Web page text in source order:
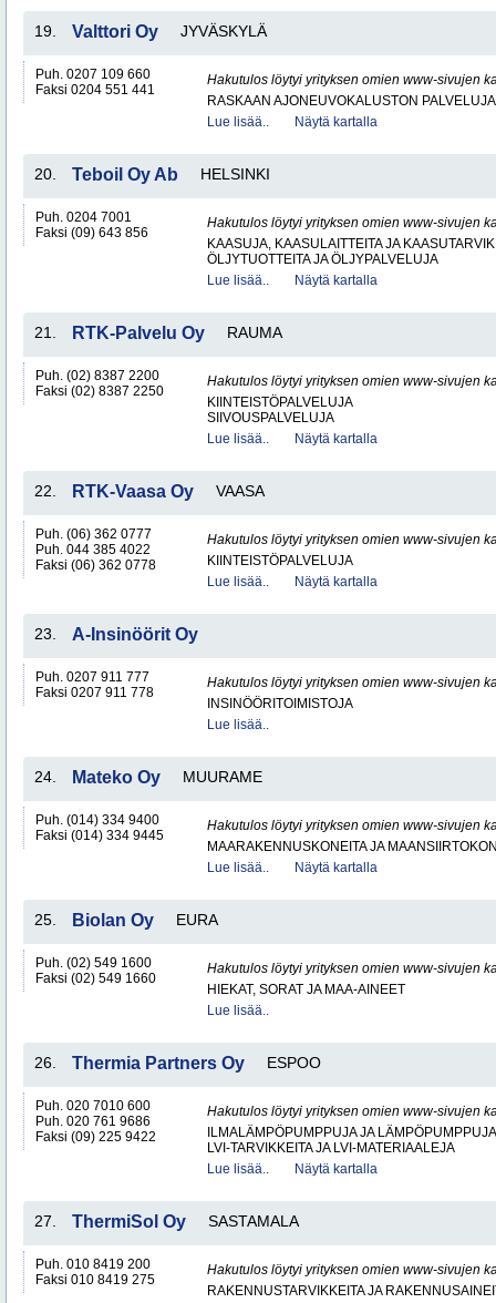
19. Valttori Oy JYVÄSKYLÄ
Puh. 0207 109 660
Faksi 0204 551 441
Hakutulos löytyi yrityksen omien www-sivujen
RASKAAN AJONEUVOKALUSTON
Lue lisää..
Näytä kartalla
20. Teboil Oy Ab HELSINKI
Puh. 0204 7001
Faksi (09) 643 856
Hakutulos löytyi yrityksen omien www-sivujen
KAASUJA, KAASULAITTEITA JA
ÖLJYTUOTTEITA JA ÖLJYPALVELUJA
Lue lisää..
Näytä kartalla
21. RTK-Palvelu Oy RAUMA
Puh. (02) 8387 2200
Faksi (02) 8387 2250
Hakutulos löytyi yrityksen omien www-sivujen
KIINTEISTÖPALVELUJA
SIIVOUSPALVELUJA
Lue lisää..
Näytä kartalla
22. RTK-Vaasa Oy VAASA
Puh. (06) 362 0777
Puh. 044 385 4022
Faksi (06) 362 0778
Hakutulos löytyi yrityksen omien www-sivujen
KIINTEISTÖPALVELUJA
Lue lisää..
Näytä kartalla
23. A-Insinöörit Oy
Puh. 0207 911 777
Faksi 0207 911 778
Hakutulos löytyi yrityksen omien www-sivujen
INSINÖÖRITOIMISTOJA
Lue lisää..
24. Mateko Oy MUURAME
Puh. (014) 334 9400
Faksi (014) 334 9445
Hakutulos löytyi yrityksen omien www-sivujen
MAARAKENNUSKONEITA JA
Lue lisää..
Näytä kartalla
25. Biolan Oy EURA
Puh. (02) 549 1600
Faksi (02) 549 1660
Hakutulos löytyi yrityksen omien www-sivujen
HIEKAT, SORAT JA MAA-AINEET
Lue lisää..
26. Thermia Partners Oy ESPOO
Puh. 020 7010 600
Puh. 020 761 9686
Faksi (09) 225 9422
Hakutulos löytyi yrityksen omien www-sivujen
ILMALÄMPÖPUMPPUJA JA LÄMPÖPUMPPUJA
LVI-TARVIKKEITA JA LVI-MATERIAALEJA
Lue lisää..
Näytä kartalla
27. ThermiSol Oy SASTAMALA
Puh. 010 8419 200
Faksi 010 8419 275
Hakutulos löytyi yrityksen omien www-sivujen
RAKENNUSTARVIKKEITA JA